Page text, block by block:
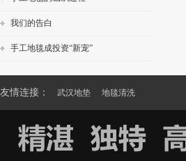
我们的告白
手工地毯成投资“新宠”
友情连接： 武汉地垫 地毯清洗